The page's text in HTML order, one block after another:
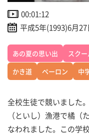
00:01:12
平成5年(1993)6月27
あの夏の思い出 スク
かき道
ペーロン 中
全校生徒で競いました
（といし）漁港で橘
なわれました。この学